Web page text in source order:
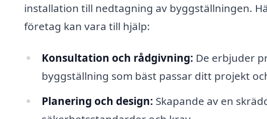
installation till nedtagning av byggställningen.
företag kan vara till hjälp:
Konsultation och rådgivning: De erbjuder
byggställning som bäst passar ditt projekt
Planering och design: Skapande av en